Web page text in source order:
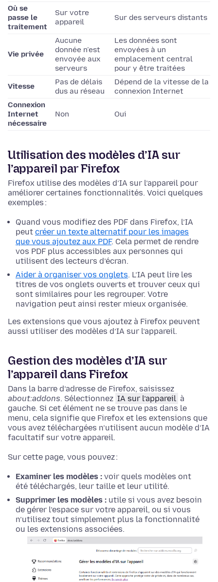
Où se
passe le
traitement
Sur votre
appareil
Sur des serveurs distants
Vie privée
Aucune
donnée n’est
envoyée aux
serveurs
Les données sont
envoyées à un
emplacement central
pour y être traitées
Vitesse
Pas de délais
dus au réseau
Dépend de la vitesse de la
connexion Internet
Connexion
Internet
nécessaire
Non Oui
Utilisation des modèles d’IA sur
l’appareil par Firefox
Firefox utilise des modèles d’IA sur l’appareil pour
améliorer certaines fonctionnalités. Voici quelques
exemples :
Quand vous modifiez des PDF dans Firefox, l’IA
peut créer un texte alternatif pour les images
que vous ajoutez aux PDF. Cela permet de rendre
vos PDF plus accessibles aux personnes qui
utilisent des lecteurs d’écran.
Aider à organiser vos onglets. L’IA peut lire les
titres de vos onglets ouverts et trouver ceux qui
sont similaires pour les regrouper. Votre
navigation peut ainsi rester mieux organisée.
Les extensions que vous ajoutez à Firefox peuvent
aussi utiliser des modèles d’IA sur l’appareil.
Gestion des modèles d’IA sur
l’appareil dans Firefox
Dans la barre d’adresse de Firefox, saisissez
about:addons. Sélectionnez IA sur l’appareil à
gauche. Si cet élément ne se trouve pas dans le
menu, cela signifie que Firefox et les extensions que
vous avez téléchargées n’utilisent aucun modèle d’IA
facultatif sur votre appareil.
Sur cette page, vous pouvez :
Examiner les modèles : voir quels modèles ont
été téléchargés, leur taille et leur utilité.
Supprimer les modèles : utile si vous avez besoin
de gérer l’espace sur votre appareil, ou si vous
n’utilisez tout simplement plus la fonctionnalité
ou les extensions associées.